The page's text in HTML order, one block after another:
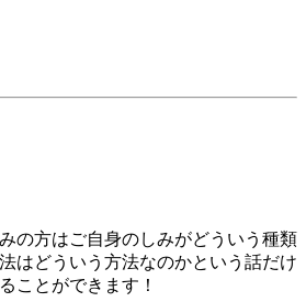
の方はご自身のしみがどういう種類
はどういう方法なのかという話だけ
ことができます！